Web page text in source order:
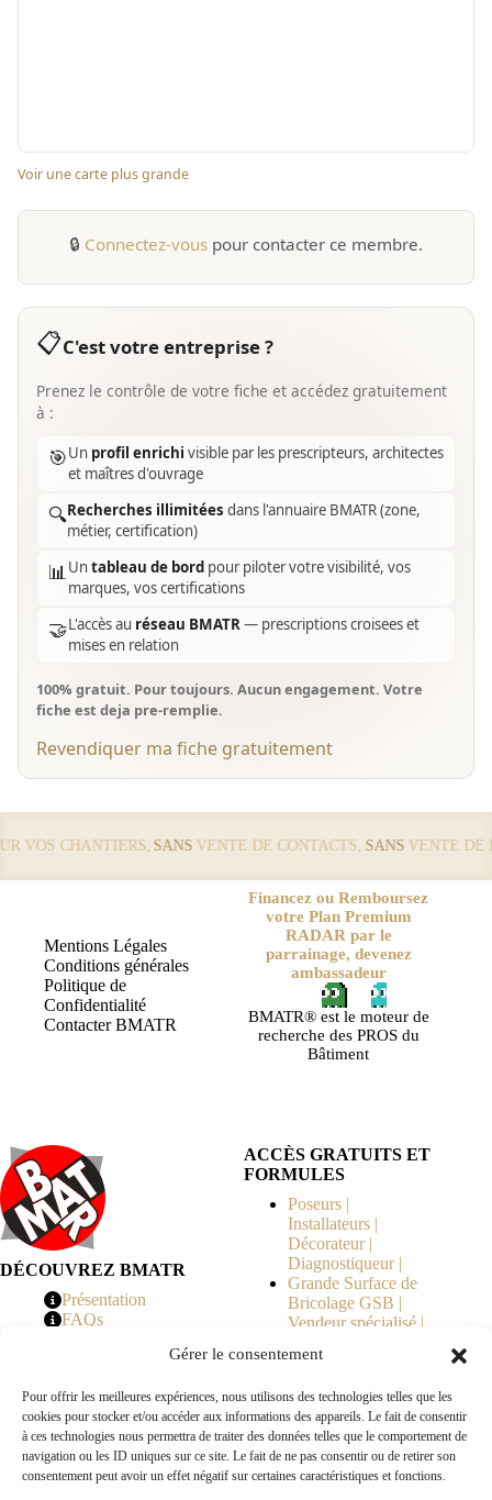
Gérer le consentement
Pour offrir les meilleures expériences, nous utilisons des technologies telles que les
cookies pour stocker et/ou accéder aux informations des appareils. Le fait de consentir
à ces technologies nous permettra de traiter des données telles que le comportement de
navigation ou les ID uniques sur ce site. Le fait de ne pas consentir ou de retirer son
consentement peut avoir un effet négatif sur certaines caractéristiques et fonctions.
Voir une carte plus grande
🔒 Connectez-vous pour contacter ce membre.
📋C'est votre entreprise ?
Prenez le contrôle de votre fiche et accédez gratuitement
à :
🎯Un profil enrichi visible par les prescripteurs, architectes
et maîtres d'ouvrage
🔍Recherches illimitées dans l'annuaire BMATR (zone,
métier, certification)
📊Untableau de bord pour piloter votre visibilité, vos
marques, vos certifications
🤝L'accès au réseau BMATR— prescriptions croisees et
mises en relation
100% gratuit. Pour toujours. Aucun engagement. Votre
fiche est deja pre-remplie.
Revendiquer ma fiche gratuitement
VOS CHANTIERS,SANSVENTE DE CONTACTS, SANSVENTE DE
Mentions Légales
Conditions générales
Politique de
Confidentialité
Contacter BMATR
Financez ou Remboursez
votre Plan Premium
RADAR par le
parrainage, devenez
ambassadeur
BMATR® est le moteur de
recherche des PROS du
Bâtiment
DÉCOUVREZ BMATR
Présentation
FAQs
ACCÈS GRATUITS ET
FORMULES
Poseurs |
Installateurs |
Décorateur |
Diagnostiqueur |
Grande Surface de
Bricolage GSB |
Vendeur spécialisé |
Copropriété | MOE |
en Travaux |
Fabricants | Marque |
© 2026 BMATR® — Tous droits réservés.